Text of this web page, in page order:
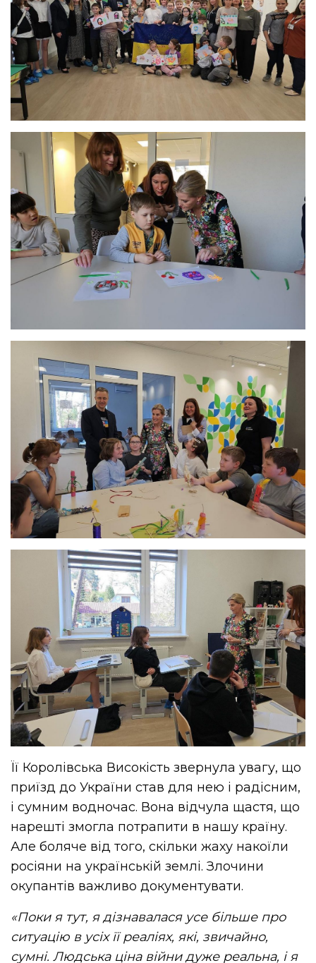
Її Королівська Високість звернула увагу, що
приїзд до України став для нею і радісним,
і сумним водночас. Вона відчула щастя, що
нарешті змогла потрапити в нашу країну.
Але боляче від того, скільки жаху накоїли
росіяни на українській землі. Злочини
окупантів важливо документувати.
«Поки я тут, я дізнавалася усе більше про
ситуацію в усіх її реаліях, які, звичайно,
сумні. Людська ціна війни дуже реальна, і я